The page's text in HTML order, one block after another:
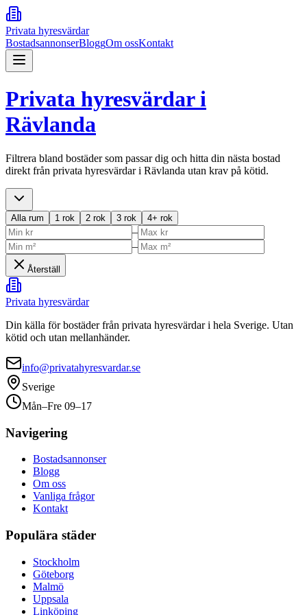
Privata hyresvärdar
BostadsannonserBloggOm ossKontakt
Privata hyresvärdar i
Rävlanda
Filtrera bland bostäder som passar dig och hitta din nästa bostad
direkt från privata hyresvärdar i Rävlanda utan krav på kötid.
Alla rum 1 rok 2 rok 3 rok 4+ rok
–
–
Återställ
Privata hyresvärdar
Din källa för bostäder från privata hyresvärdar i hela Sverige. Utan
kötid och utan mellanhänder.
info@privatahyresvardar.se
Sverige
Mån–Fre 09–17
Navigering
Bostadsannonser
Blogg
Om oss
Vanliga frågor
Kontakt
Populära städer
Stockholm
Göteborg
Malmö
Uppsala
Linköping